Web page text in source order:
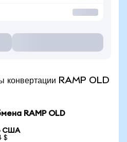
конвертации RAMP OLD
RAMP OLD
США
$